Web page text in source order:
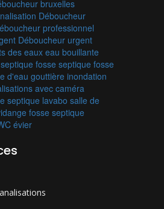
bruxelles
Déboucheur
professionnel
Déboucheur urgent
des eauxeau bouillante
fosse septique fosse
d'eau gouttière inondation
avec caméra
septique lavabo salle de
fosse septique
évier